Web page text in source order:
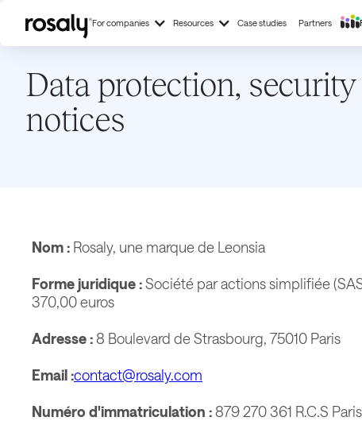
For companies Resources Case studies Partners
Data protection, security
notices
Nom : Rosaly, une marque de Leonsia
Forme juridique :Société par actions simplifiée
370,00 euros
Adresse :8 Boulevard de Strasbourg, 75010 Paris
Email :contact@rosaly.com
Numéro d'immatriculation :879 270 361 R.C.S Paris